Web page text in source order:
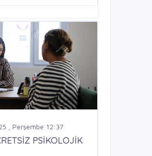
, Perşembe 12:37
PSİKOLOJİK